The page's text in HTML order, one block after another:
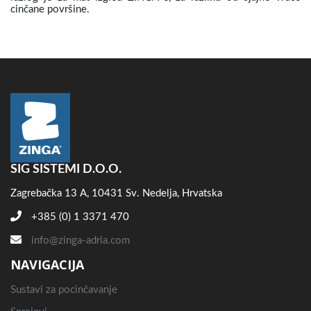
cinčane površine.
SIG SISTEMI D.O.O.
Zagrebačka 13 A, 10431 Sv. Nedelja, Hrvatska
+385 (0) 1 3371 470
info@zinga-adria.com
NAVIGACIJA
Sustavi za pocinčavanje